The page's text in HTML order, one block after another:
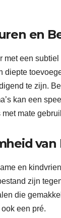
en
met een
diepte
te zijn.
kan een
mate
en
zijn
die
een pré.